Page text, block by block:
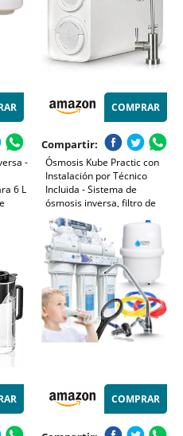
-
6 L
y
COMPRAR
Compartir:
Ósmosis Kube Practic con
Instalación por Técnico
Incluida - Sistema de
ósmosis inversa, filtro de
agua sin depósito con 5
etapas, RO 600 GPD de flujo
directo, Grifo 1 vía,
Certificado UNE 149101
COMPRAR